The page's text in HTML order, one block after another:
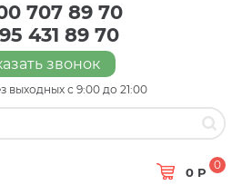
707 89 70
431 89 70
звонок
выходных с 9:00 до 21:00
0 Р
0